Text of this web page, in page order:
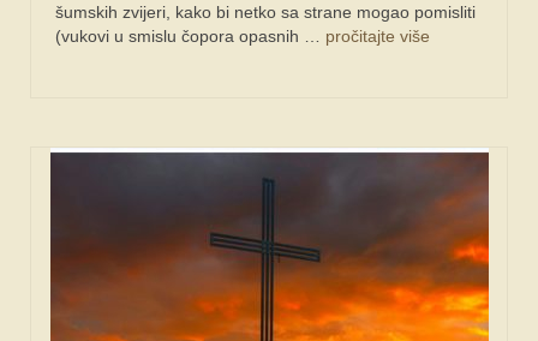
šumskih zvijeri, kako bi netko sa strane mogao pomisliti
(vukovi u smislu čopora opasnih … pročitajte više